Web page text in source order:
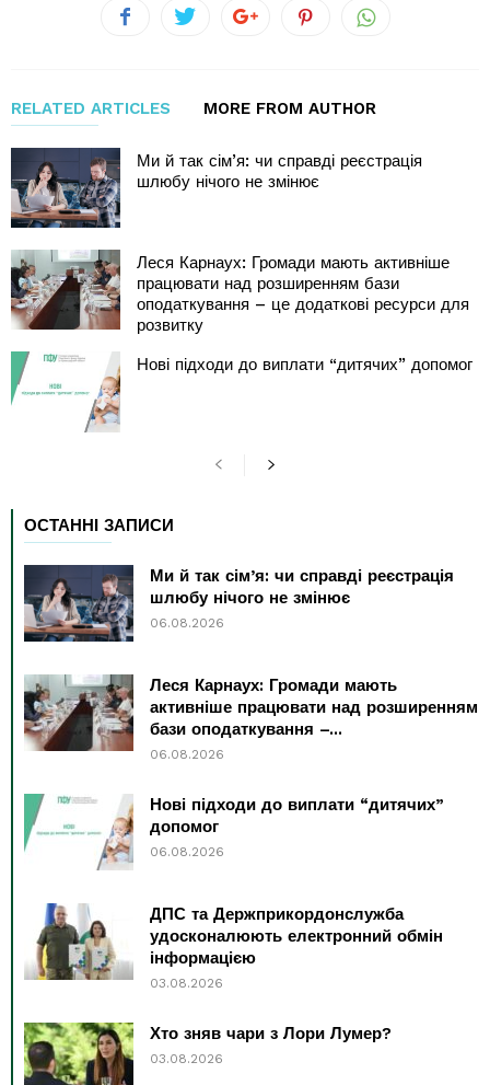
RELATED ARTICLES MORE FROM AUTHOR
Ми й так сім’я: чи справді реєстрація
шлюбу нічого не змінює
Леся Карнаух: Громади мають активніше
працювати над розширенням бази
оподаткування – це додаткові ресурси для
розвитку
Нові підходи до виплати “дитячих” допомог
ОСТАННІ ЗАПИСИ
Ми й так сім’я: чи справді реєстрація
шлюбу нічого не змінює
06.08.2026
Леся Карнаух: Громади мають
активніше працювати над розширенням
бази оподаткування –...
06.08.2026
Нові підходи до виплати “дитячих”
допомог
06.08.2026
ДПС та Держприкордонслужба
удосконалюють електронний обмін
інформацією
03.08.2026
Хто зняв чари з Лори Лумер?
03.08.2026